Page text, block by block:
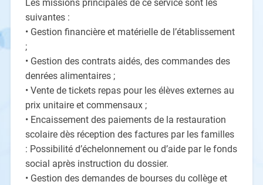
Les missions principales de ce service sont les
suivantes :
• Gestion financière et matérielle de l’établissement
;
• Gestion des contrats aidés, des commandes des
denrées alimentaires ;
• Vente de tickets repas pour les élèves externes au
prix unitaire et commensaux ;
• Encaissement des paiements de la restauration
scolaire dès réception des factures par les familles
: Possibilité d’échelonnement ou d’aide par le fonds
social après instruction du dossier.
• Gestion des demandes de bourses du collège et